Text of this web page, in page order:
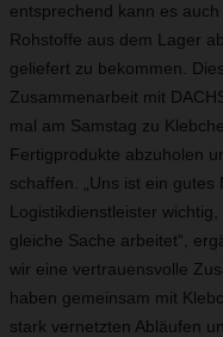
entsprechend kann es
Rohstoffe aus dem Lager
geliefert zu bekommen.
Zusammenarbeit mit
mal am Samstag zu
Fertigprodukte abzuholen
schaffen. „Uns ist ein
Logistikdienstleister
gleiche Sache arbeitet“,
wir eine vertrauensvolle
haben gemeinsam mit
stark vernetzten Abläufen